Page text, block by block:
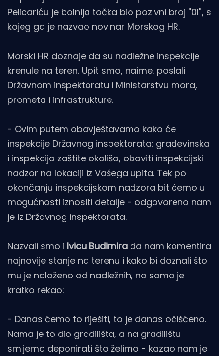
Pelicariću je bolnija točka bio pozivni broj "01", s
kojeg ga je nazvao novinar Morskog HR.
Morski HR doznaje da su nadležne inspekcije
krenule na teren. Upit smo, naime, poslali
Državnom inspektoratu i Ministarstvu mora,
prometa i infrastrukture.
- Ovim putem obavještavamo kako će
inspekcije Državnog inspektorata: građevinska
i inspekcija zaštite okoliša, obaviti inspekcijski
nadzor na lokaciji iz Vašega upita. Tek po
okončanju inspekcijskom nadzora bit ćemo u
mogućnosti iznositi detalje - odgovoreno nam
je iz Državnog inspektorata.
Nazvali smo i Ivicu Budimira da nam komentira
najnovije stanje na terenu i kako bi doznali što
mu je naloženo od nadležnih, no samo je
kratko rekao:
- Danas ćemo to riješiti, to je danas očišćeno.
Nama je to dio gradilišta, a na gradilištu
smijemo deponirati što želimo - kazao nam je